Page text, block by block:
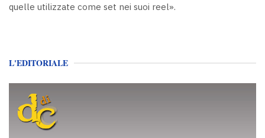
quelle utilizzate come set nei suoi reel».
L'EDITORIALE